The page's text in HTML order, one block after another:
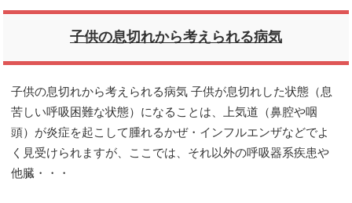
子供の息切れから考えられる病気
子供の息切れから考えられる病気 子供が息切れした状態（息
苦しい呼吸困難な状態）になることは、上気道（鼻腔や咽
頭）が炎症を起こして腫れるかぜ・インフルエンザなどでよ
く見受けられますが、ここでは、それ以外の呼吸器系疾患や
他臓・・・